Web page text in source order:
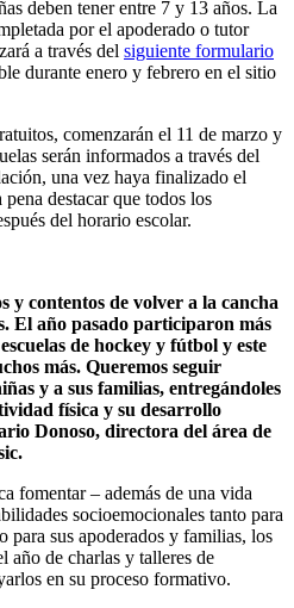
deben tener entre 7 y 13 años. La
por el apoderado o tutor
a través del siguiente formulario
durante enero y febrero en el sitio
comenzarán el 11 de marzo y
serán informados a través del
una vez haya finalizado el
destacar que todos los
del horario escolar.
y contentos de volver a la cancha
El año pasado participaron más
de hockey y fútbol y este
más. Queremos seguir
y a sus familias, entregándoles
física y su desarrollo
Donoso, directora del área de
fomentar – además de una vida
socioemocionales tanto para
para sus apoderados y familias, los
año de charlas y talleres de
en su proceso formativo.